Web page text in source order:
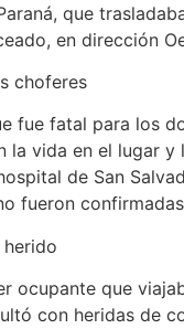
que
en dirección
choferes
fue fatal para los
la vida en el lugar y
de San
fueron
ocupante que
con heridas de